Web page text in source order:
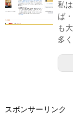
私
ば
も
多
スポンサーリンク